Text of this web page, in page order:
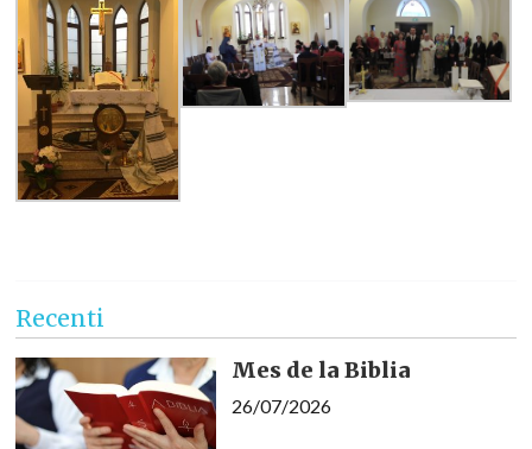
Recenti
Mes de la Biblia
26/07/2026